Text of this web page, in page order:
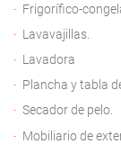
Frigorífico-
Lavavajillas.
Lavadora
Plancha y tabla
Secador de pelo.
Mobiliario de